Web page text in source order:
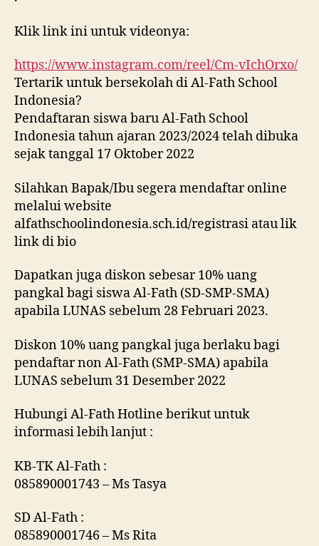
Klik link ini untuk videonya:
https://www.instagram.com/reel/Cm-vIchOrxo/
Tertarik untuk bersekolah di Al-Fath School
Indonesia?
Pendaftaran siswa baru Al-Fath School
Indonesia tahun ajaran 2023/2024 telah dibuka
sejak tanggal 17 Oktober 2022
Silahkan Bapak/Ibu segera mendaftar online
melalui website
alfathschoolindonesia.sch.id/registrasi atau lik
link di bio
Dapatkan juga diskon sebesar 10% uang
pangkal bagi siswa Al-Fath (SD-SMP-SMA)
apabila LUNAS sebelum 28 Februari 2023.
Diskon 10% uang pangkal juga berlaku bagi
pendaftar non Al-Fath (SMP-SMA) apabila
LUNAS sebelum 31 Desember 2022
Hubungi Al-Fath Hotline berikut untuk
informasi lebih lanjut :
KB-TK Al-Fath :
085890001743 – Ms Tasya
SD Al-Fath :
085890001746 – Ms Rita